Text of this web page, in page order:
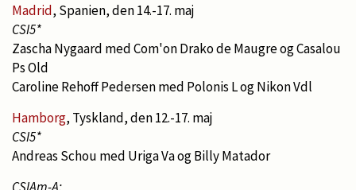
Madrid, Spanien, den 14.-17. maj
CSI5*
Zascha Nygaard med Com'on Drako de Maugre og Casalou
Ps Old
Caroline Rehoff Pedersen med Polonis L og Nikon Vdl
Hamborg, Tyskland, den 12.-17. maj
CSI5*
Andreas Schou med Uriga Va og Billy Matador
CSIAm-A: